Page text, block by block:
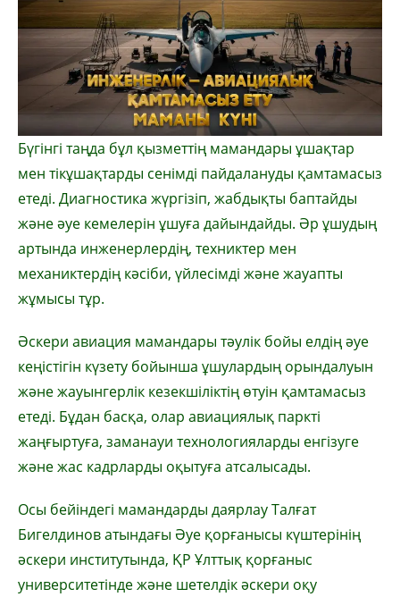
Бүгінгі таңда бұл қызметтің мамандары ұшақтар
мен тікұшақтарды сенімді пайдалануды қамтамасыз
етеді. Диагностика жүргізіп, жабдықты баптайды
және әуе кемелерін ұшуға дайындайды. Әр ұшудың
артында инженерлердің, техниктер мен
механиктердің кәсіби, үйлесімді және жауапты
жұмысы тұр.
Әскери авиация мамандары тәулік бойы елдің әуе
кеңістігін күзету бойынша ұшулардың орындалуын
және жауынгерлік кезекшіліктің өтуін қамтамасыз
етеді. Бұдан басқа, олар авиациялық паркті
жаңғыртуға, заманауи технологияларды енгізуге
және жас кадрларды оқытуға атсалысады.
Осы бейіндегі мамандарды даярлау Талғат
Бигелдинов атындағы Әуе қорғанысы күштерінің
әскери институтында, ҚР Ұлттық қорғаныс
университетінде және шетелдік әскери оқу